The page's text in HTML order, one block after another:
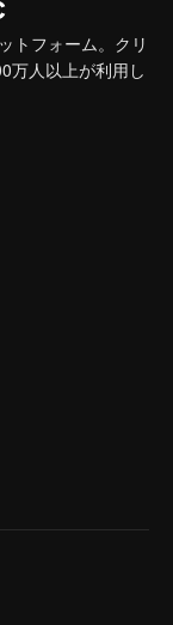
トフォーム。クリ
万人以上が利用し